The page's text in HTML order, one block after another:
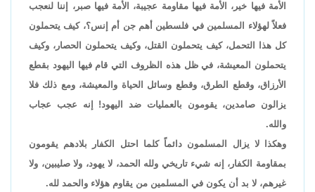
الأمة فيها خير، الأمة فيها مقاومة عجيبة، الأمة فيها صبر، إننا لنعجب
فعلاً لهؤلاء المسلمين في فلسطين أهم جن أم إنس؟، كيف يتحملون
كل هذا التحمل، كيف يتحملون القتل، وكيف يتحملون الحصار، وكيف
يتحملون المعيشة، في ظل هذه الظروف التي قام فيها اليهود بقطع
الأرزاق، وقطع الطرق، وقطع وسائل الحياة والمعيشة، ومع ذلك فلا
يزالون صامدين، يقومون بالعمليات ضد اليهود! إنه عجب عجاب
والله.
وهكذا لا يزال المسلمون دائماً كلما احتل الكفار بلادهم يقومون
بمقاومة الكفار، إنه شيء تاريخي ولله الحمد، لا يهود، ولا صليبين، ولا
غيرهم، لا بد أن يكون في المسلمين من يقاوم هؤلاء والحمد لله.